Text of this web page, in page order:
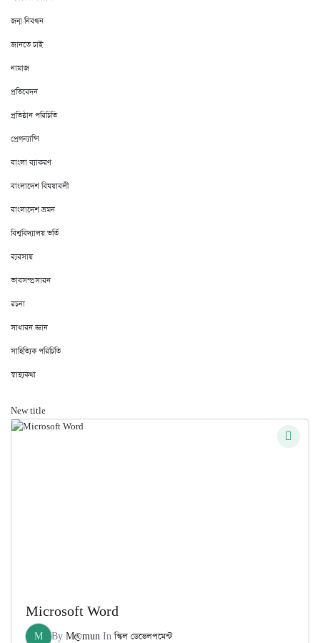
জন্ম নিবন্ধন
জানতে চাই
নামাজ
প্রতিবেদন
প্রতিষ্ঠান পরিচিতি
প্রেগন্যান্সি
বাংলা ব্যাকরণ
বাংলাদেশ বিষয়াবলী
বাংলাদেশ ভ্রমন
বিশ্ববিদ্যালয় ভর্তি
ব্যবসায়
ভাবসম্প্রসারন
রচনা
সাধারন জ্ঞান
সাহিত্যিক পরিচিতি
স্বাস্থ্যকথা
New title
Microsoft Word
M By M@mun Inস্কিল ডেভেলপমেন্ট